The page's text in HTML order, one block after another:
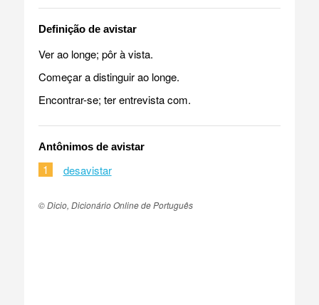
Definição de avistar
Ver ao longe; pôr à vista.
Começar a distinguir ao longe.
Encontrar-se; ter entrevista com.
Antônimos de avistar
1 desavistar
© Dicio, Dicionário Online de Português